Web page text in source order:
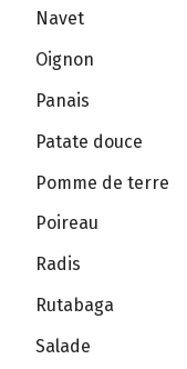
Navet
Oignon
Panais
Patate douce
Pomme de terre
Poireau
Radis
Rutabaga
Salade